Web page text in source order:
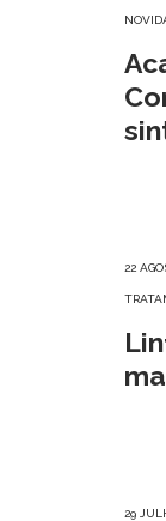
22
29